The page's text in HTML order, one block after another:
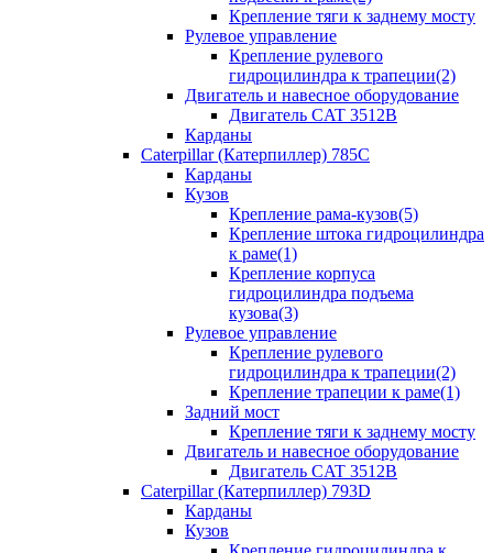
Крепление тяги к заднему мосту
Рулевое управление
Крепление рулевого
гидроцилиндра к трапеции(2)
Двигатель и навесное оборудование
Двигатель CAT 3512B
Карданы
Caterpillar (Катерпиллер) 785C
Карданы
Кузов
Крепление рама-кузов(5)
Крепление штока гидроцилиндра
к раме(1)
Крепление корпуса
гидроцилиндра подъема
кузова(3)
Рулевое управление
Крепление рулевого
гидроцилиндра к трапеции(2)
Крепление трапеции к раме(1)
Задний мост
Крепление тяги к заднему мосту
Двигатель и навесное оборудование
Двигатель CAT 3512B
Caterpillar (Катерпиллер) 793D
Карданы
Кузов